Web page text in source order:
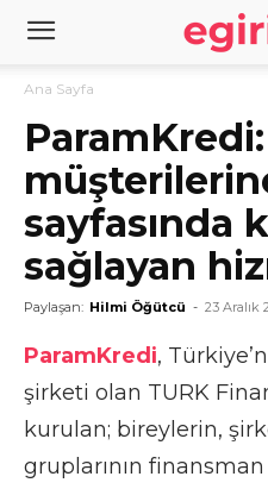
Ana Sayfa
sayfasında
sağlayan
Paylaşan: Hilmi Öğütcü - 23 Aralık
ParamKredi,
şirketi olan TURK
kurulan; bireylerin,
gruplarının finansman